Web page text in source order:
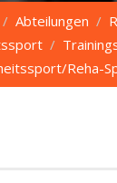
/ Abteilungen /
/
Reha-